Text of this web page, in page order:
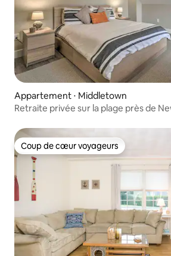
Appartement ⋅ Middletown
Retraite privée sur la plage près de
Coup de cœur voyageurs
Coup de cœur voyageurs